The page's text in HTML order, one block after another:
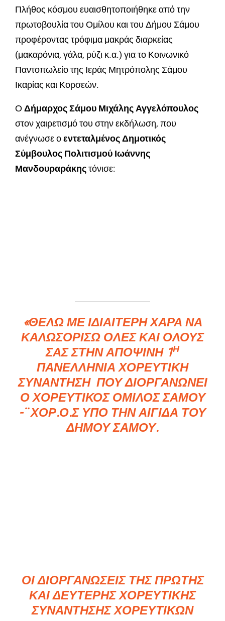
Πλήθος κόσμου ευαισθητοποιήθηκε από την
πρωτοβουλία του Ομίλου και του Δήμου Σάμου
προφέροντας τρόφιμα μακράς διαρκείας
(μακαρόνια, γάλα, ρύζι κ.α.) για το Κοινωνικό
Παντοπωλείο της Ιεράς Μητρόπολης Σάμου
Ικαρίας και Κορσεών.
Ο Δήμαρχος Σάμου Μιχάλης Αγγελόπουλος
στον χαιρετισμό του στην εκδήλωση, που
ανέγνωσε οεντεταλμένος Δημοτικός
Σύμβουλος Πολιτισμού Ιωάννης
Μανδουραράκηςτόνισε:
«ΘΈΛΩ ΜΕ ΙΔΙΑΊΤΕΡΗ ΧΑΡΆ ΝΑ
ΚΑΛΩΣΟΡΊΣΩ ΌΛΕΣ ΚΑΙ ΌΛΟΥΣ
ΣΑΣ ΣΤΗΝ ΑΠΟΨΙΝΉ 1Η
ΠΑΝΕΛΛΉΝΙΑ ΧΟΡΕΥΤΙΚΉ
ΣΥΝΆΝΤΗΣΗ ΠΟΥ ΔΙΟΡΓΑΝΏΝΕΙ
Ο ΧΟΡΕΥΤΙΚΌΣ ΌΜΙΛΟΣ ΣΆΜΟΥ
-¨ ΧΟΡ.Ο.Σ ΥΠΌ ΤΗΝ ΑΙΓΊΔΑ ΤΟΥ
ΔΉΜΟΥ ΣΆΜΟΥ.
ΟΙ ΔΙΟΡΓΑΝΏΣΕΙΣ ΤΗΣ ΠΡΏΤΗΣ
ΚΑΙ ΔΕΎΤΕΡΗΣ ΧΟΡΕΥΤΙΚΉΣ
ΣΥΝΆΝΤΗΣΗΣ ΧΟΡΕΥΤΙΚΏΝ